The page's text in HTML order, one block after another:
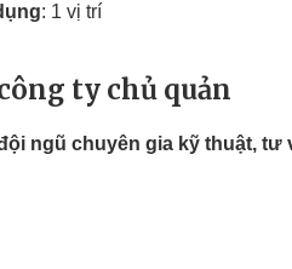
: 1 vị trí
ty chủ quản
ngũ chuyên gia kỹ thuật, tư